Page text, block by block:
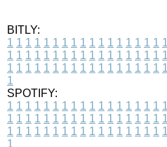
BITLY:
1 1 1 1 1 1 1 1 1 1 1 1 1 1 1 1 1 1
1 1 1 1 1 1 1 1 1 1 1 1 1 1 1 1 1 1
1 1 1 1 1 1 1 1 1 1 1 1 1 1 1 1 1 1
1
SPOTIFY:
1 1 1 1 1 1 1 1 1 1 1 1 1 1 1 1 1 1
1 1 1 1 1 1 1 1 1 1 1 1 1 1 1 1 1 1
1 1 1 1 1 1 1 1 1 1 1 1 1 1 1 1 1 1
1